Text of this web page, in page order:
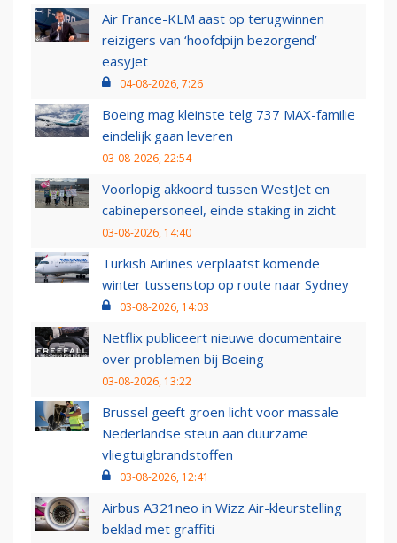
Air France-KLM aast op terugwinnen
reizigers van ‘hoofdpijn bezorgend’
easyJet
04-08-2026, 7:26
Boeing mag kleinste telg 737 MAX-familie
eindelijk gaan leveren
03-08-2026, 22:54
Voorlopig akkoord tussen WestJet en
cabinepersoneel, einde staking in zicht
03-08-2026, 14:40
Turkish Airlines verplaatst komende
winter tussenstop op route naar Sydney
03-08-2026, 14:03
Netflix publiceert nieuwe documentaire
over problemen bij Boeing
03-08-2026, 13:22
Brussel geeft groen licht voor massale
Nederlandse steun aan duurzame
vliegtuigbrandstoffen
03-08-2026, 12:41
Airbus A321neo in Wizz Air-kleurstelling
beklad met graffiti